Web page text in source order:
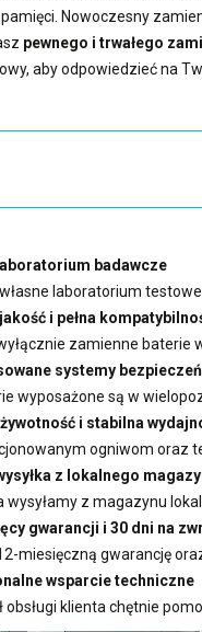
Nowoczesny
pewnego i trwałego
aby odpowiedzieć na
badawcze
laboratorium
i pełna
zamienne baterie
systemy
wyposażone są w
żywotność i stabilna
ogniwom oraz
z lokalnego
wysyłamy z magazynu
gwarancji i 30 dni na
miesięczną gwarancję
wsparcie techniczne
obsługi klienta chętnie